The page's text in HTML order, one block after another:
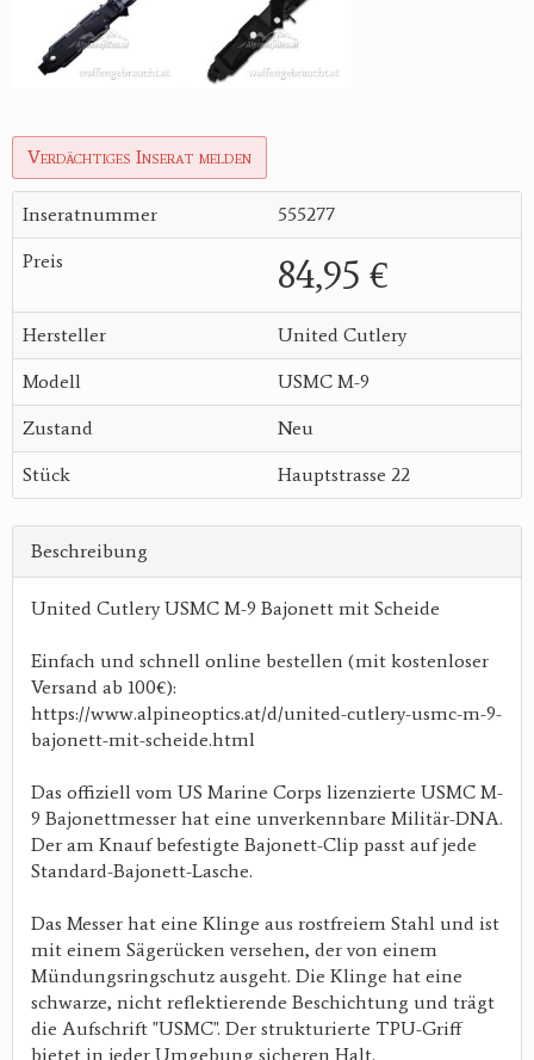
Verdächtiges Inserat melden
Inseratnummer 555277
Preis 84,95 €
Hersteller United Cutlery
Modell USMC M-9
Zustand Neu
Stück Hauptstrasse 22
Beschreibung
United Cutlery USMC M-9 Bajonett mit Scheide
Einfach und schnell online bestellen (mit kostenloser
Versand ab 100€):
https://www.alpineoptics.at/d/united-cutlery-usmc-m-9-
bajonett-mit-scheide.html
Das offiziell vom US Marine Corps lizenzierte USMC M-
9 Bajonettmesser hat eine unverkennbare Militär-DNA.
Der am Knauf befestigte Bajonett-Clip passt auf jede
Standard-Bajonett-Lasche.
Das Messer hat eine Klinge aus rostfreiem Stahl und ist
mit einem Sägerücken versehen, der von einem
Mündungsringschutz ausgeht. Die Klinge hat eine
schwarze, nicht reflektierende Beschichtung und trägt
die Aufschrift "USMC". Der strukturierte TPU-Griff
bietet in jeder Umgebung sicheren Halt.